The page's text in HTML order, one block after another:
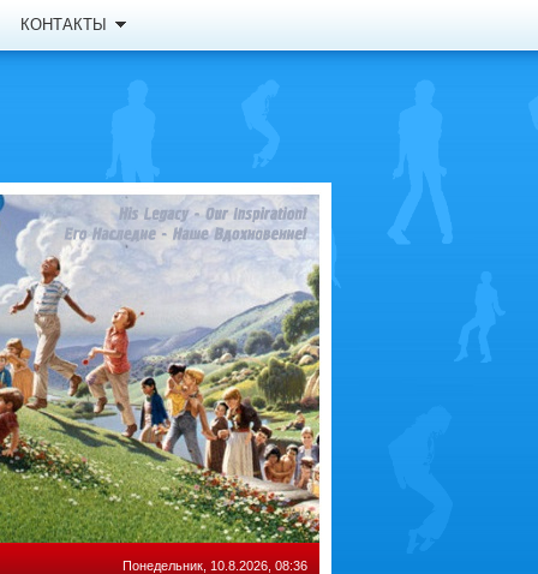
КОНТАКТЫ
Понедельник, 10.8.2026, 08:36